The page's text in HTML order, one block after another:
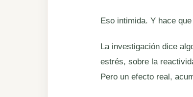
Eso intimida. Y hace
La investigación dice
estrés, sobre la
Pero un efecto real,